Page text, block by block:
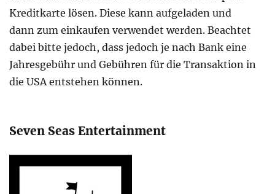
Kreditkarte lösen. Diese kann aufgeladen und
dann zum einkaufen verwendet werden. Beachtet
dabei bitte jedoch, dass jedoch je nach Bank eine
Jahresgebühr und Gebühren für die Transaktion in
die USA entstehen können.
Seven Seas Entertainment